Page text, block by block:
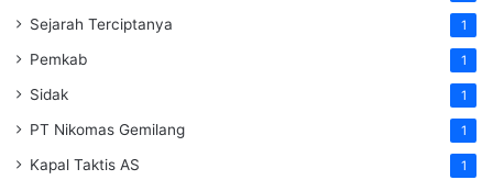
Sejarah Terciptanya 1
Pemkab 1
Sidak 1
PT Nikomas Gemilang 1
Kapal Taktis AS 1